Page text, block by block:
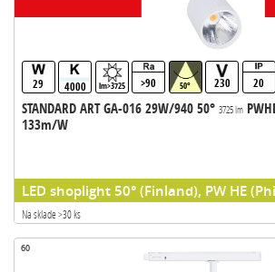
29 4000 lm>3725 >90 50° 230 20
STANDARD ART GA-016 29W/940 50° 3725 lm
133m/W
LED shoplight 50° (Finland), PW HE
Na sklade >30 ks
60